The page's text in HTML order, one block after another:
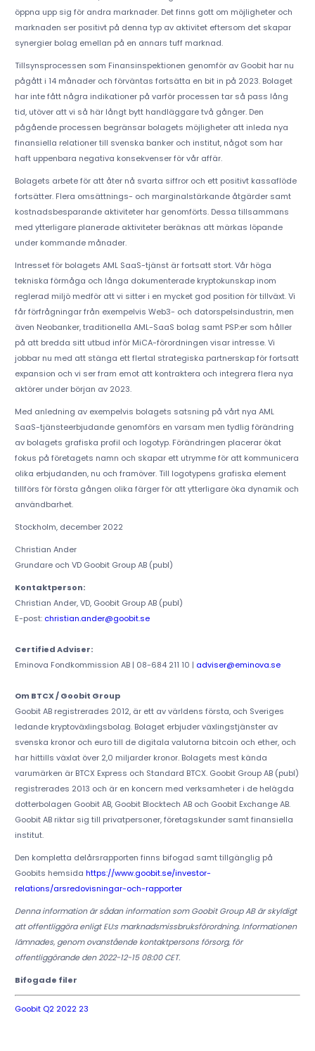
öppna upp sig för andra marknader. Det finns gott om möjligheter och
marknaden ser positivt på denna typ av aktivitet eftersom det skapar
synergier bolag emellan på en annars tuff marknad.
Tillsynsprocessen som Finansinspektionen genomför av Goobit har nu
pågått i 14 månader och förväntas fortsätta en bit in på 2023. Bolaget
har inte fått några indikationer på varför processen tar så pass lång
tid, utöver att vi så här långt bytt handläggare två gånger. Den
pågående processen begränsar bolagets möjligheter att inleda nya
finansiella relationer till svenska banker och institut, något som har
haft uppenbara negativa konsekvenser för vår affär.
Bolagets arbete för att åter nå svarta siffror och ett positivt kassaflöde
fortsätter. Flera omsättnings- och marginalstärkande åtgärder samt
kostnadsbesparande aktiviteter har genomförts. Dessa tillsammans
med ytterligare planerade aktiviteter beräknas att märkas löpande
under kommande månader.
Intresset för bolagets AML SaaS-tjänst är fortsatt stort. Vår höga
tekniska förmåga och långa dokumenterade kryptokunskap inom
reglerad miljö medför att vi sitter i en mycket god position för tillväxt. Vi
får förfrågningar från exempelvis Web3- och datorspelsindustrin, men
även Neobanker, traditionella AML-SaaS bolag samt PSP:er som håller
på att bredda sitt utbud inför MiCA-förordningen visar intresse. Vi
jobbar nu med att stänga ett flertal strategiska partnerskap för fortsatt
expansion och vi ser fram emot att kontraktera och integrera flera nya
aktörer under början av 2023.
Med anledning av exempelvis bolagets satsning på vårt nya AML
SaaS-tjänsteerbjudande genomförs en varsam men tydlig förändring
av bolagets grafiska profil och logotyp. Förändringen placerar ökat
fokus på företagets namn och skapar ett utrymme för att kommunicera
olika erbjudanden, nu och framöver. Till logotypens grafiska element
tillförs för första gången olika färger för att ytterligare öka dynamik och
användbarhet.
Stockholm, december 2022
Christian Ander
Grundare och VD Goobit Group AB (publ)
Kontaktperson:
Christian Ander, VD, Goobit Group AB (publ)
E-post: christian.ander@goobit.se
Certified Adviser:
Eminova Fondkommission AB | 08-684 211 10 | adviser@eminova.se
Om BTCX / Goobit Group
Goobit AB registrerades 2012, är ett av världens första, och Sveriges
ledande kryptoväxlingsbolag. Bolaget erbjuder växlingstjänster av
svenska kronor och euro till de digitala valutorna bitcoin och ether, och
har hittills växlat över 2,0 miljarder kronor. Bolagets mest kända
varumärken är BTCX Express och Standard BTCX. Goobit Group AB (publ)
registrerades 2013 och är en koncern med verksamheter i de helägda
dotterbolagen Goobit AB, Goobit Blocktech AB och Goobit Exchange AB.
Goobit AB riktar sig till privatpersoner, företagskunder samt finansiella
institut.
Den kompletta delårsrapporten finns bifogad samt tillgänglig på
Goobits hemsida https://www.goobit.se/investor-
relations/arsredovisningar-och-rapporter
Denna information är sådan information som Goobit Group AB är skyldigt
att offentliggöra enligt EU:s marknadsmissbruksförordning. Informationen
lämnades, genom ovanstående kontaktpersons försorg, för
offentliggörande den 2022-12-15 08:00 CET.
Bifogade filer
Goobit Q2 2022 23